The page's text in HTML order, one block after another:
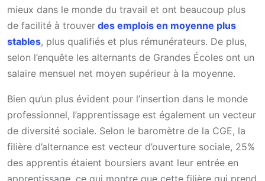
mieux dans le monde du travail et ont beaucoup plus
de facilité à trouver des emplois en moyenne plus
stables, plus qualifiés et plus rémunérateurs. De plus,
selon l’enquête les alternants de Grandes Écoles ont un
salaire mensuel net moyen supérieur à la moyenne.
Bien qu’un plus évident pour l’insertion dans le monde
professionnel, l’apprentissage est également un vecteur
de diversité sociale. Selon le baromètre de la CGE, la
filière d’alternance est vecteur d’ouverture sociale, 25%
des apprentis étaient boursiers avant leur entrée en
apprentissage, ce qui montre que cette filière qui prend